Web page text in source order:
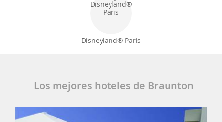
Disneyland® Paris
Los mejores hoteles de Braunton